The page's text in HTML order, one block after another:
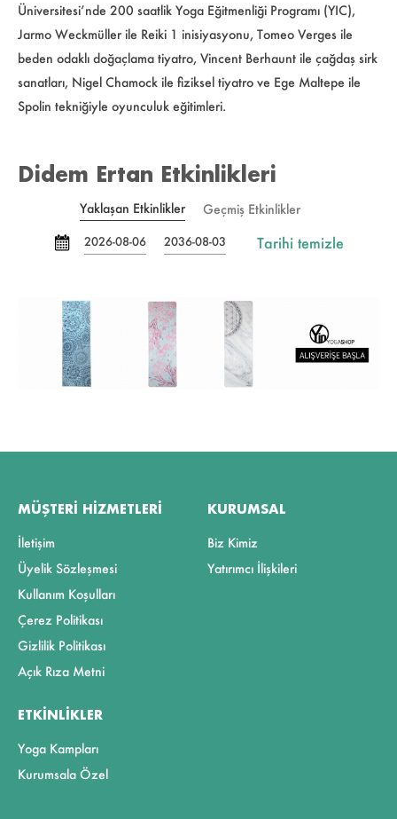
Üniversitesi’nde 200 saatlik Yoga Eğitmenliği Programı (YIC),
Jarmo Weckmüller ile Reiki 1 inisiyasyonu, Tomeo Verges ile
beden odaklı doğaçlama tiyatro, Vincent Berhaunt ile çağdaş sirk
sanatları, Nigel Chamock ile fiziksel tiyatro ve Ege Maltepe ile
Spolin tekniğiyle oyunculuk eğitimleri.
Didem Ertan Etkinlikleri
Yaklaşan Etkinlikler Geçmiş Etkinlikler
2026-08-06 2036-08-03 Tarihi temizle
MÜŞTERI HIZMETLERI
İletişim
Üyelik Sözleşmesi
Kullanım Koşulları
Çerez Politikası
Gizlilik Politikası
Açık Rıza Metni
KURUMSAL
Biz Kimiz
Yatırımcı İlişkileri
ETKINLIKLER
Yoga Kampları
Kurumsala Özel